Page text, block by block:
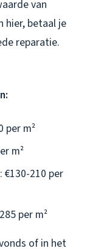
van
hier, betaal je
reparatie.
per m²
m²
€130-210 per
per m²
of in het